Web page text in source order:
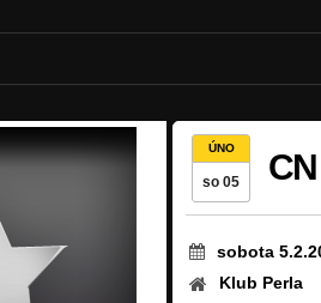
ÚNO
so 05
sobota
Klub Perla